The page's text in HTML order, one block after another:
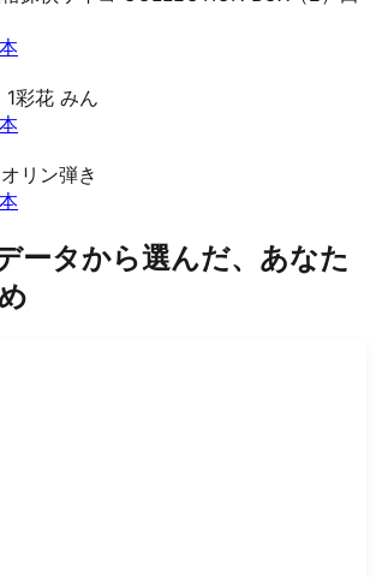
1彩花 みん
リン弾き
ータから選んだ、あなた